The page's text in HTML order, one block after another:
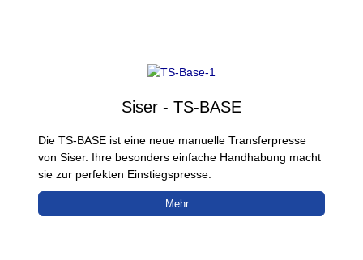
Siser - TS-BASE
Die TS-BASE ist eine neue manuelle Transferpresse
von Siser. Ihre besonders einfache Handhabung macht
sie zur perfekten Einstiegspresse.
Mehr...